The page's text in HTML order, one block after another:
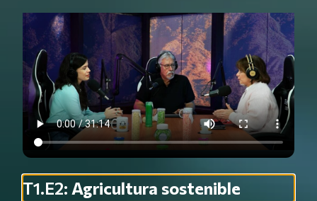
T1.E2: Agricultura sostenible
Reproduciendo: Agricultura sostenible